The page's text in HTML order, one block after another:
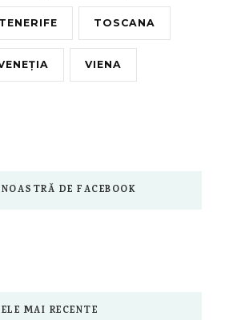
TENERIFE TOSCANA
VIENA
DE FACEBOOK
MAI RECENTE